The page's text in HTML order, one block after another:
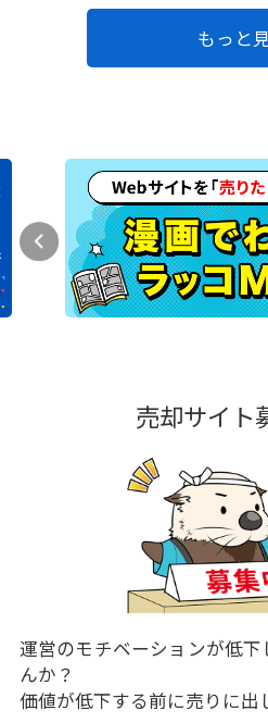
もっと
売却サイト
運営のモチベーションが低
んか？
価値が低下する前に売りに出